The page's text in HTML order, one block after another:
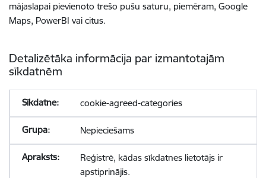
mājaslapai pievienoto trešo pušu saturu, piemēram, Google
Maps, PowerBI vai citus.
Detalizētāka informācija par izmantotajām
sīkdatnēm
cookie-agreed-categories
Nepieciešams
Reģistrē, kādas sīkdatnes lietotājs ir
apstiprinājis.